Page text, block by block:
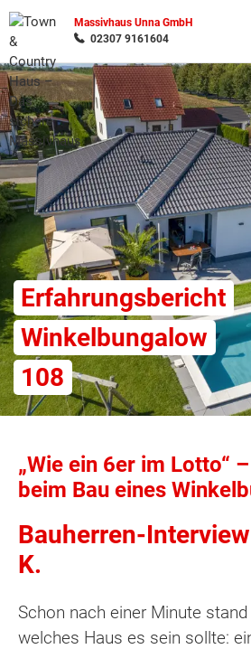
Massivhaus Unna GmbH
02307 9161604
Erfahrungsbericht
Winkelbungalow
108
„Wie ein 6er im Lotto“
beim Bau eines
Bauherren-
K.
Schon nach einer Minute
welches Haus es sein sollte:
Wonach möchten Sie